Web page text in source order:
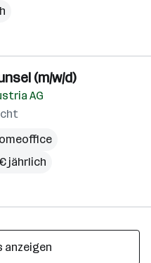
(m/w/d)
AG
jährlich
anzeigen